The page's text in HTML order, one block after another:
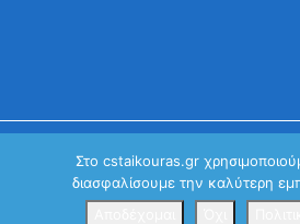
© Χρήστος Σταϊκούρας | All Rights Reserved
Κανονισμός Προστασίας Προσωπικών
Στο cstaikouras.gr
διασφαλίσουμε την καλύτερη